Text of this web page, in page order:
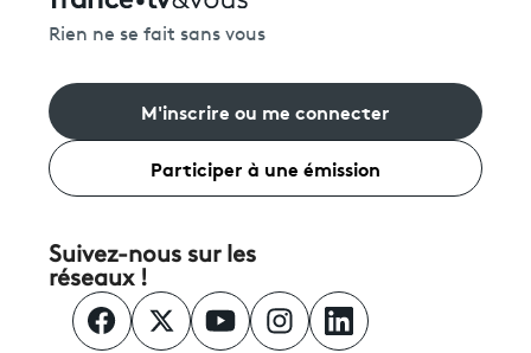
Rien ne se fait sans vous
M'inscrire ou me connecter
Participer à une émission
Suivez-nous sur les
réseaux !